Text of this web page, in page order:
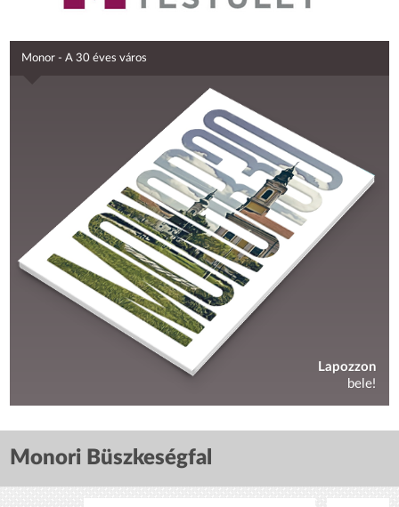
Monor - A 30 éves város
Lapozzon
bele!
Monori Büszkeségfal